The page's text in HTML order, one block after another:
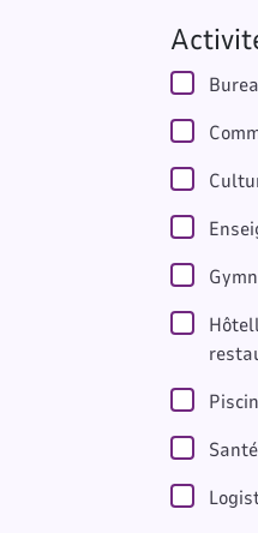
Mise à
Santé